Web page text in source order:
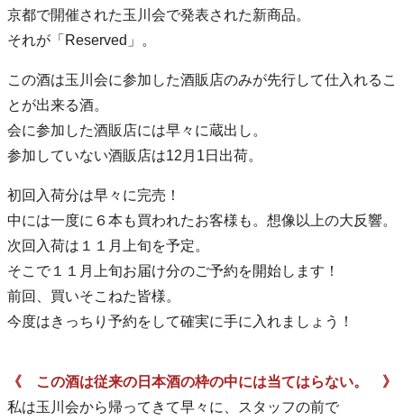
京都で開催された玉川会で発表された新商品。
それが「Reserved」。
この酒は玉川会に参加した酒販店のみが先行して仕入れるこ
とが出来る酒。
会に参加した酒販店には早々に蔵出し。
参加していない酒販店は12月1日出荷。
初回入荷分は早々に完売！
中には一度に６本も買われたお客様も。想像以上の大反響。
次回入荷は１１月上旬を予定。
そこで１１月上旬お届け分のご予約を開始します！
前回、買いそこねた皆様。
今度はきっちり予約をして確実に手に入れましょう！
《 この酒は従来の日本酒の枠の中には当てはらない。 》
私は玉川会から帰ってきて早々に、スタッフの前で